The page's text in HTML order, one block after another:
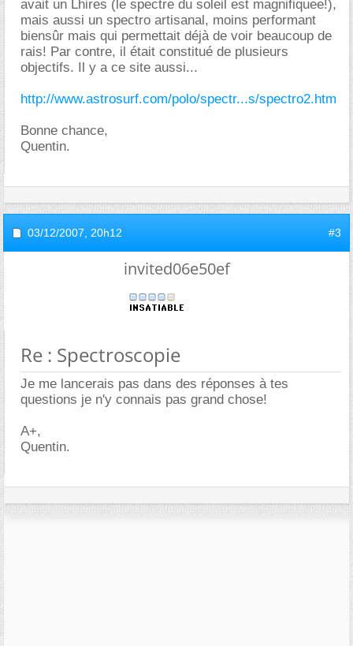
avait un Lhires (le spectre du soleil est magnifiquee!),
mais aussi un spectro artisanal, moins performant
biensûr mais qui permettait déjà de voir beaucoup de
rais! Par contre, il était constitué de plusieurs
objectifs. Il y a ce site aussi...
http://www.astrosurf.com/polo/spectr...s/spectro2.htm
Bonne chance,
Quentin.
03/12/2007, 20h12 #3
invited06e50ef
Re : Spectroscopie
Je me lancerais pas dans des réponses à tes
questions je n'y connais pas grand chose!
A+,
Quentin.